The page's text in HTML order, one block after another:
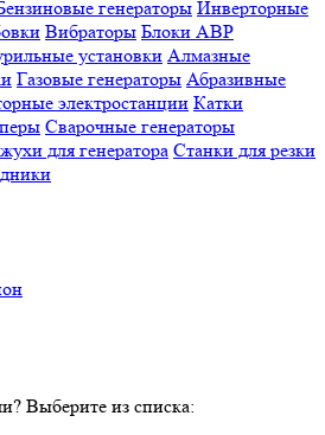
генераторы Инверторные
Вибраторы Блоки АВР
установки Алмазные
Газовые генераторы Абразивные
электростанции Катки
Сварочные генераторы
для генератора Станки для резки
Выберите из списка: